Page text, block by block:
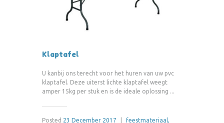
Klaptafel
U kanbij ons terecht voor het huren van uw pvc
klaptafel. Deze uiterst lichte klaptafel weegt
amper 15kg per stuk en is de ideale oplossing ...
Posted 23 December 2017 feestmateriaal,